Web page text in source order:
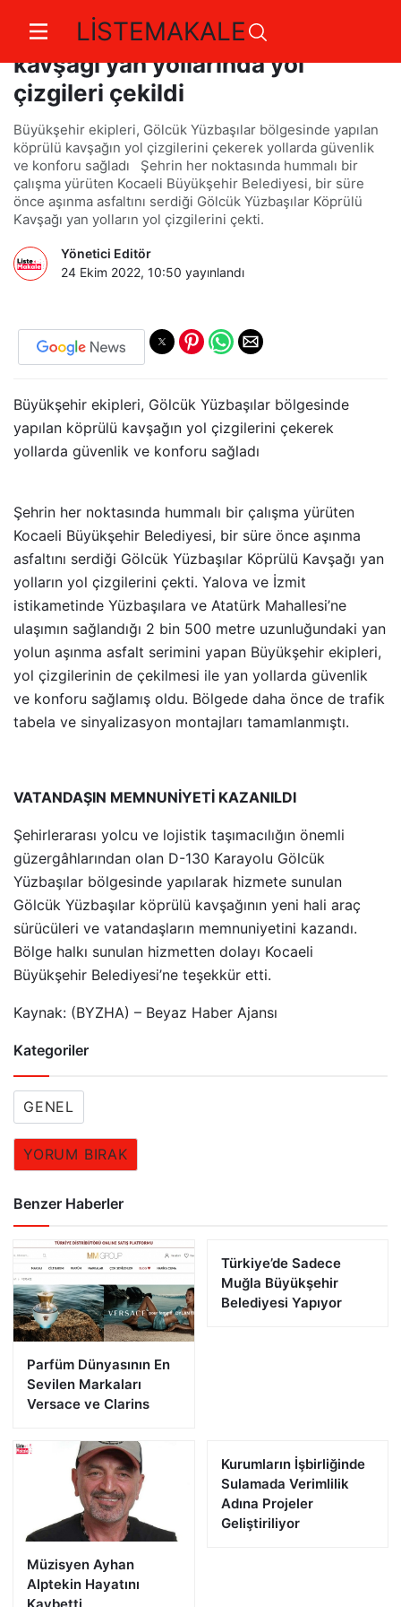
LİSTEMAKALE
Gölcük Yüzbaşılar Köprülü
kavşağı yan yollarında yol
çizgileri çekildi
Büyükşehir ekipleri, Gölcük Yüzbaşılar bölgesinde yapılan
köprülü kavşağın yol çizgilerini çekerek yollarda güvenlik
ve konforu sağladı Şehrin her noktasında hummalı bir
çalışma yürüten Kocaeli Büyükşehir Belediyesi, bir süre
önce aşınma asfaltını serdiği Gölcük Yüzbaşılar Köprülü
Kavşağı yan yolların yol çizgilerini çekti.
Yönetici Editör
24 Ekim 2022, 10:50 yayınlandı
Büyükşehir ekipleri, Gölcük Yüzbaşılar bölgesinde
yapılan köprülü kavşağın yol çizgilerini çekerek
yollarda güvenlik ve konforu sağladı
Şehrin her noktasında hummalı bir çalışma yürüten
Kocaeli Büyükşehir Belediyesi, bir süre önce aşınma
asfaltını serdiği Gölcük Yüzbaşılar Köprülü Kavşağı yan
yolların yol çizgilerini çekti. Yalova ve İzmit
istikametinde Yüzbaşılara ve Atatürk Mahallesi’ne
ulaşımın sağlandığı 2 bin 500 metre uzunluğundaki yan
yolun aşınma asfalt serimini yapan Büyükşehir ekipleri,
yol çizgilerinin de çekilmesi ile yan yollarda güvenlik
ve konforu sağlamış oldu. Bölgede daha önce de trafik
tabela ve sinyalizasyon montajları tamamlanmıştı.
VATANDAŞIN MEMNUNİYETİ KAZANILDI
Şehirlerarası yolcu ve lojistik taşımacılığın önemli
güzergâhlarından olan D-130 Karayolu Gölcük
Yüzbaşılar bölgesinde yapılarak hizmete sunulan
Gölcük Yüzbaşılar köprülü kavşağının yeni hali araç
sürücüleri ve vatandaşların memnuniyetini kazandı.
Bölge halkı sunulan hizmetten dolayı Kocaeli
Büyükşehir Belediyesi’ne teşekkür etti.
Kaynak: (BYZHA) – Beyaz Haber Ajansı
Kategoriler
GENEL
YORUM BIRAK
Benzer Haberler
Parfüm Dünyasının En
Sevilen Markaları
Versace ve Clarins
Türkiye’de Sadece
Muğla Büyükşehir
Belediyesi Yapıyor
Müzisyen Ayhan
Alptekin Hayatını
Kurumların İşbirliğinde
Sulamada Verimlilik
Adına Projeler
Geliştiriliyor